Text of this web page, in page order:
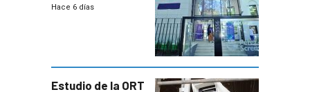
Hace 6 días
Estudio de la ORT